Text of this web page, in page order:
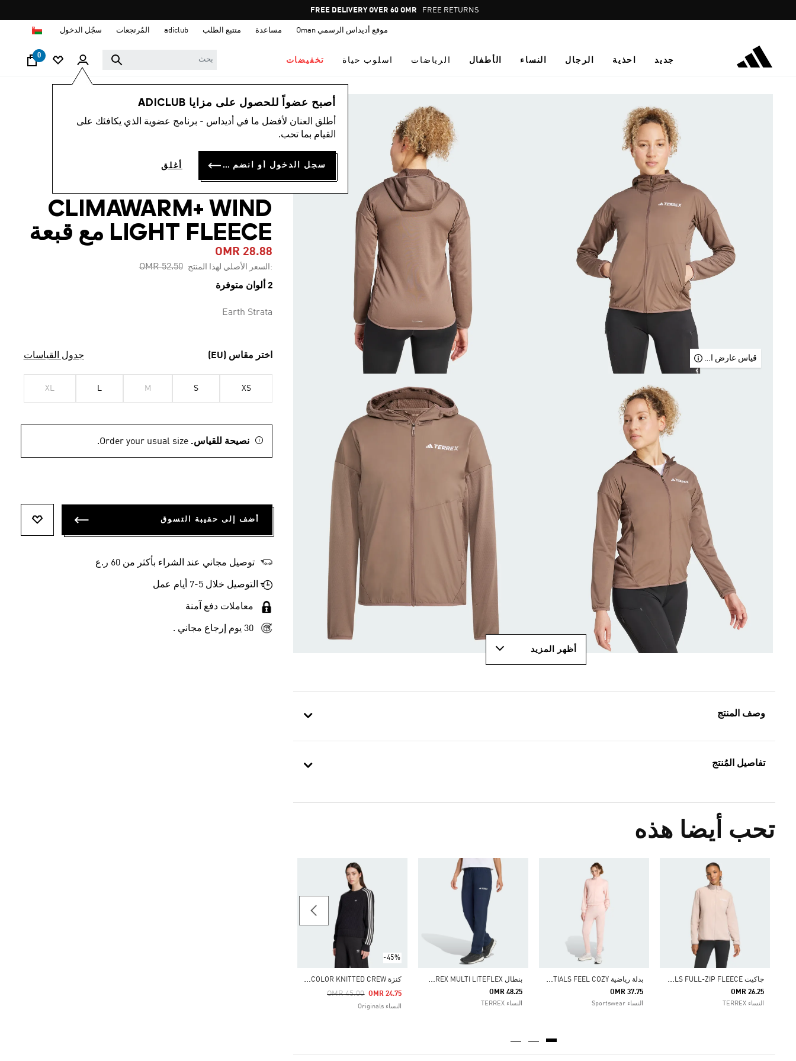
Pause
promotion
FREE RETURNS
موقع أديداس الرسمي Oman مساعدة متتبع الطلب adiclub المُرتجعات سجّل الدخول
جديد احذية الرجال النساء الأطفال الرياضات اسلوب حياة تخفيضات
0
أصبح عضواً للحصول على مزايا ADICLUB
أطلق العنان لأفضل ما في أديداس - برنامج عضوية الذي يكافئك على
القيام بما تحب.
سجل الدخول أو انضم الآن أغلق
قياس عارض الأزياء
أظهر المزيد
وصف المنتج
تفاصيل المُنتج
تحب أيضا هذه
ج
اكيت MULTI ESSENTIALS FULL-ZIP FLEECE
OMR 26.25
النساء TERREX
ب
دلة رياضية ESSENTIALS FEEL COZY
OMR 37.75
النساء Sportswear
ب
نطال TERREX MULTI LITEFLEX
OMR 48.25
النساء TERREX
-45%
ك
نزة ADICOLOR KNITTED CREW
Price Reduced From
OMR 45.00
To OMR 24.75
النساء Originals
النساء ملابس
جاكيت TERREX
XPERIOR
CLIMAWARM+ WIND
LIGHT FLEECE مع قبعة
OMR 28.88
:السعر الأصلي لهذا المنتج Price reduced from
OMR 52.50
to
2 ألوان متوفرة
Earth Strata
اختر مقاس (EU) جدول القياسات
XS
S
M
L
XL
نصيحة للقياس.Order your usual size.
أضف إلى حقيبة التسوق
توصيل مجاني عند الشراء بأكثر من 60 ر.ع
التوصيل خلال 5-7 أيام عمل
معاملات دفع آمنة
30 يوم إرجاع مجاني .